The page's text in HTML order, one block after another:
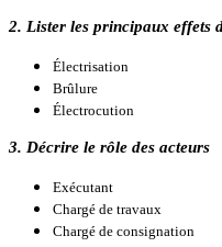
2. Lister les principaux effets
Électrisation
Brûlure
Électrocution
3. Décrire le rôle des acteurs
Exécutant
Chargé de travaux
Chargé de consignation